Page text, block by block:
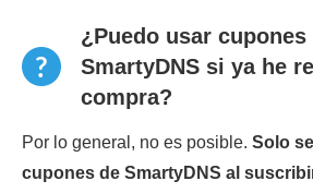
¿Puedo usar cupones
SmartyDNS si ya he
compra?
Por lo general, no es posible. Solo
cupones de SmartyDNS al